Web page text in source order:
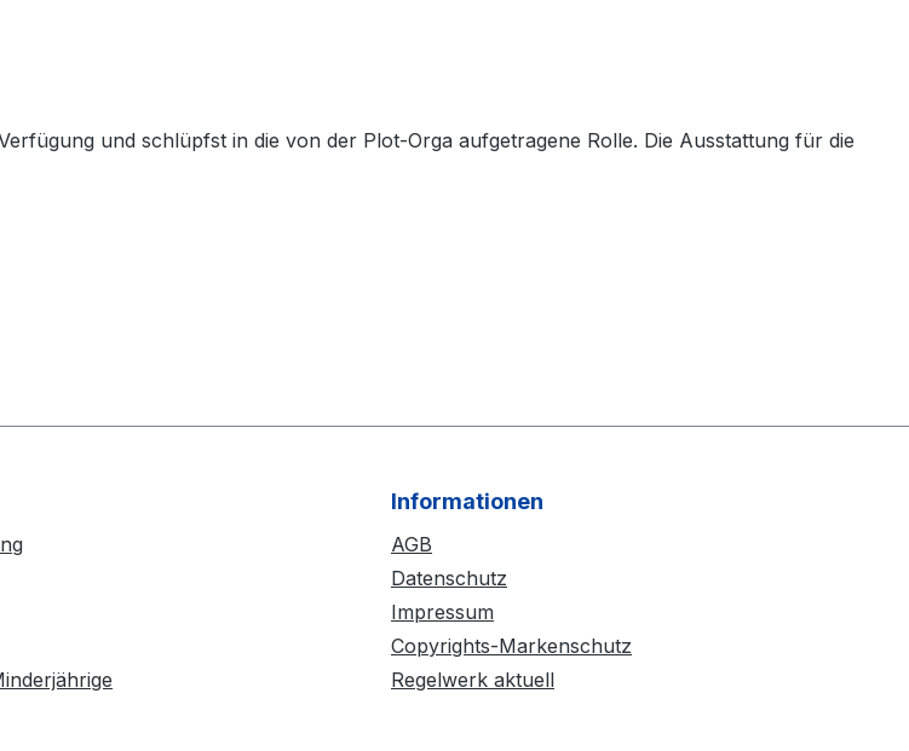
und schlüpfst in die von der Plot-Orga aufgetragene Rolle. Die Ausstattung für die
Informationen
AGB
Datenschutz
Impressum
Copyrights-Markenschutz
Regelwerk aktuell